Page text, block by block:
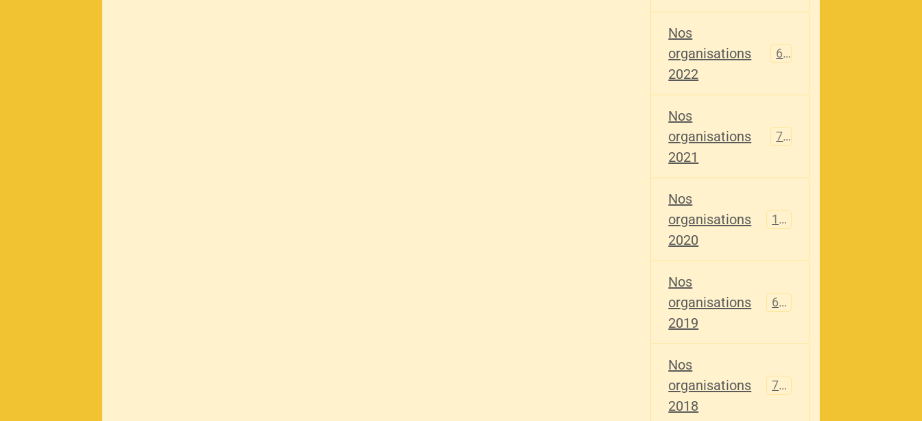
Nos
organisations
2022
61
Nos
organisations
2021
79
Nos
organisations
2020
121
Nos
organisations
2019
696
Nos
organisations
2018
741